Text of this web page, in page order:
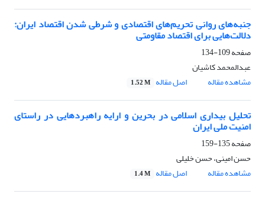
جنبه‌های روانی تحریم‌های اقتصادی و شرطی شدن اقتصاد ایران:
دلالت‌هایی برای اقتصاد مقاومتی
صفحه109-134
عبدالمحمد کاشیان
مشاهده مقاله
اصل مقاله 1.52 M
تحلیل بیداری اسلامی در بحرین و ارایه راهبردهایی در راستای
امنیت ملی ایران
صفحه135-159
حسن امینی، حسن خلیلی
مشاهده مقاله
اصل مقاله 1.4 M